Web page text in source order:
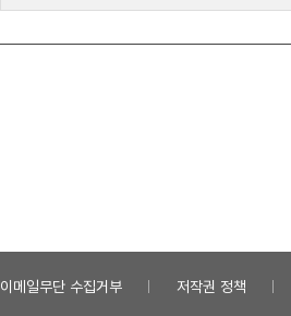
이메일무단 수집거부 저작권 정책